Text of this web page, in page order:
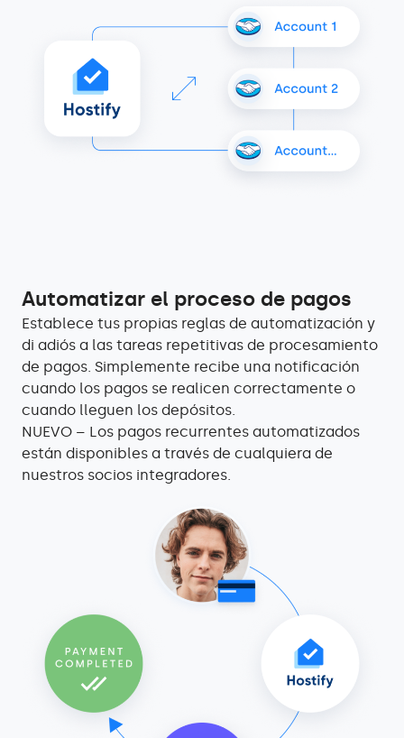
Automatizar el proceso de pagos
Establece tus propias reglas de automatización y
di adiós a las tareas repetitivas de procesamiento
de pagos. Simplemente recibe una notificación
cuando los pagos se realicen correctamente o
cuando lleguen los depósitos.
NUEVO – Los pagos recurrentes automatizados
están disponibles a través de cualquiera de
nuestros socios integradores.